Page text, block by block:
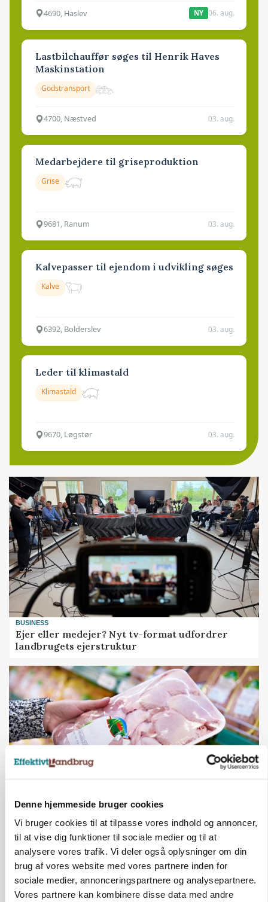
Denne hjemmeside bruger cookies
Vi bruger cookies til at tilpasse vores indhold og annoncer,
til at vise dig funktioner til sociale medier og til at
analysere vores trafik. Vi deler også oplysninger om din
brug af vores website med vores partnere inden for
sociale medier, annonceringspartnere og analysepartnere.
Vores partnere kan kombinere disse data med andre
4690, Haslev NY 06. aug.
Lastbilchauffør søges til Henrik Haves
Maskinstation
Godstransport
4700, Næstved 03. aug.
Medarbejdere til griseproduktion
Grise
9681, Ranum 03. aug.
Kalvepasser til ejendom i udvikling søges
Kalve
6392, Bolderslev 03. aug.
Leder til klimastald
Klimastald
9670, Løgstør 03. aug.
BUSINESS
Ejer eller medejer? Nyt tv-format udfordrer
landbrugets ejerstruktur
MARKEDSFOKUS
Prisgab på 20 kroner pr. kg vokser: Polsk kylling
presser markedet